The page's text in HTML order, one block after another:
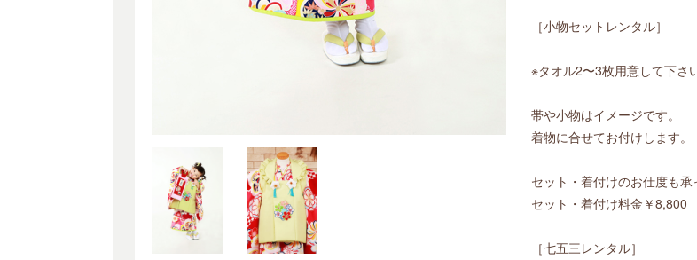
［小物セットレンタル］
※タオル2〜3枚用意して下さい
帯や小物はイメージです。
着物に合せてお付けします。
セット・着付けのお仕度も承
セット・着付け料金￥8,800
［七五三レンタル］